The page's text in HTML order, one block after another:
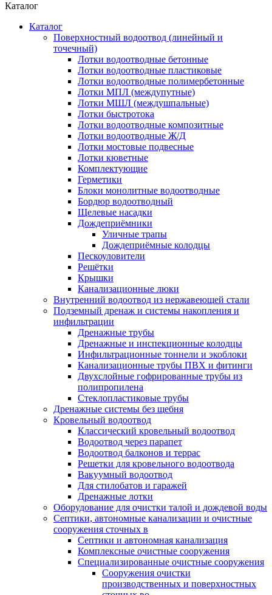
Каталог
Каталог
Поверхностный водоотвод (линейный и
точечный)
Лотки водоотводные бетонные
Лотки водоотводные пластиковые
Лотки водоотводные полимербетонные
Лотки МПЛ (междупутные)
Лотки МШЛ (междушпальные)
Лотки быстротока
Лотки водоотводные композитные
Лотки водоотводные Ж/Д
Лотки мостовые подвесные
Лотки кюветные
Комплектующие
Герметики
Блоки монолитные водоотводные
Бордюр водоотводный
Щелевые насадки
Дождеприёмники
Уличные трапы
Дождеприёмные колодцы
Пескоуловители
Решётки
Крышки
Канализационные люки
Внутренний водоотвод из нержавеющей стали
Подземный дренаж и системы накопления и
инфильтрации
Дренажные трубы
Дренажные и инспекционные колодцы
Инфильтрационные тоннели и экоблоки
Канализационные трубы ПВХ и фитинги
Двухслойные гофрированные трубы из
полипропилена
Стеклопластиковые трубы
Дренажные системы без щебня
Кровельный водоотвод
Классический кровельный водоотвод
Водоотвод через парапет
Водоотвод балконов и террас
Решетки для кровельного водоотвода
Вакуумный водоотвод
Для стилобатов и гаражей
Дренажные лотки
Оборудование для очистки талой и дождевой воды
Септики, автономные канализации и очистные
сооружения сточных в
Септики и автономная канализация
Комплексные очистные сооружения
Специализированные очистные сооружения
Сооружения очистки
производственных и поверхностных